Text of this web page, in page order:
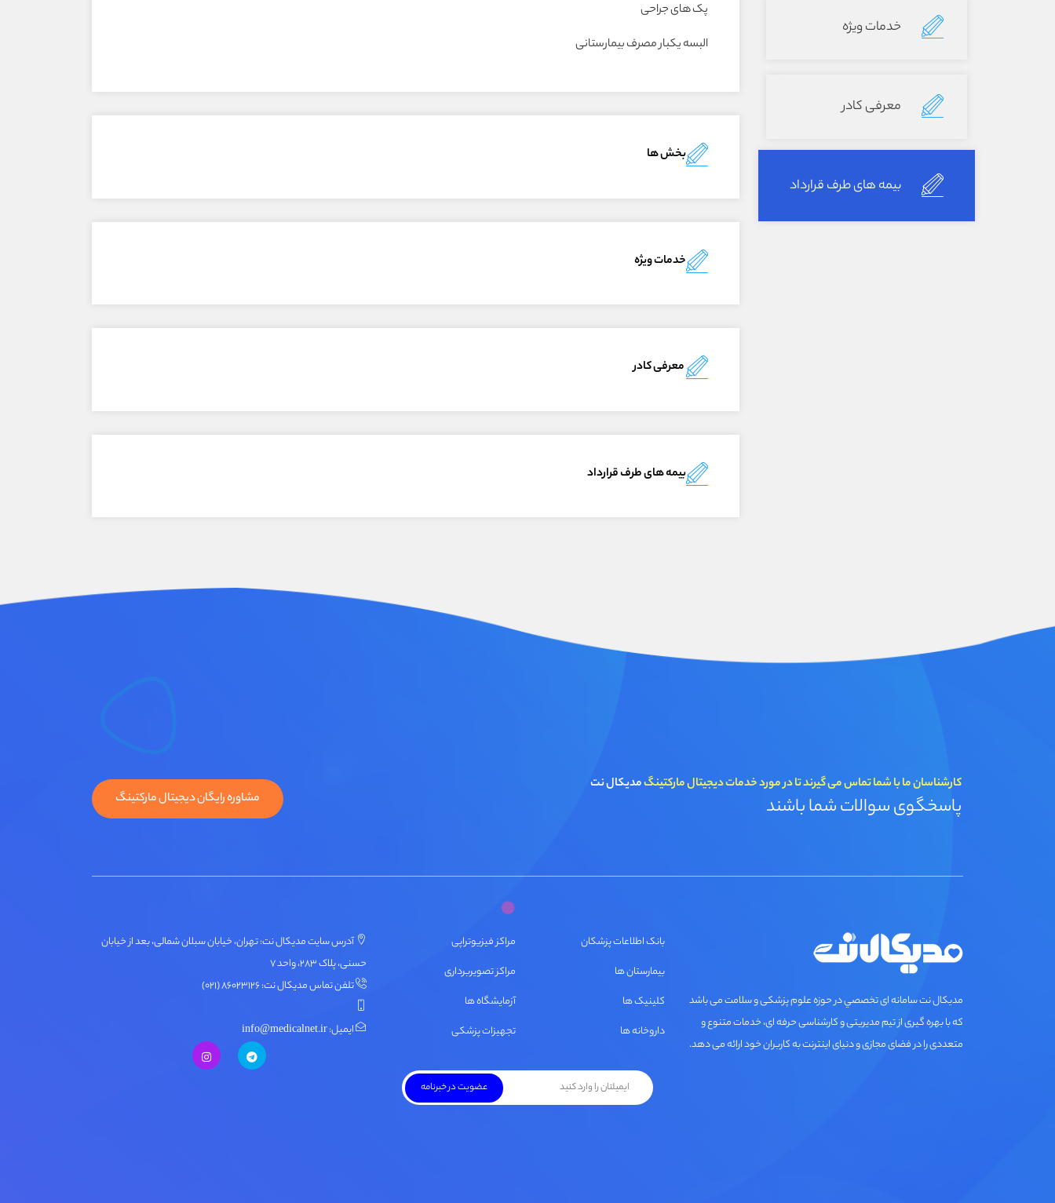
خدمات ویژه
معرفی کادر
بیمه های طرف قرارداد
پک های جراحی
البسه یکبار مصرف بیمارستانی
بخش ها
خدمات ویژه
معرفی کادر
بیمه های طرف قرارداد
کارشناسان ما با شما تماس می گیرند تا در مورد خدمات دیجیتال مارکتینگمدیکال نت
پاسخگوی سوالات شما باشند مشاوره رایگان دیجیتال مارکتینگ
مديكال نت سامانه ای تخصصي در حوزه علوم پزشکی و سلامت می باشد
که با بهره گیری از تیم مدیریتی و کارشناسی حرفه ای، خدمات متنوع و
متعددی را در فضای مجازی و دنیای اینترنت به کاربران خود ارائه می دهد.
بانک اطلاعات پزشکان
بیمارستان ها
کلینیک ها
داروخانه ها
مراکز فیزیوتراپی
مراکز تصویربرداری
آزمایشگاه ها
تجهیزات پزشکی
آدرس سایت مدیکال نت: تهران، خیابان سبلان شمالی، بعد از خیابان
حسنی، پلاک ۲۸۳، واحد ۷
تلفن تماس مدیکال نت: ۸۶۰۲۳۱۲۶ (۰۲۱)
ایمیل: info@medicalnet.ir